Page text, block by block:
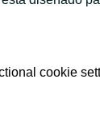
cookie